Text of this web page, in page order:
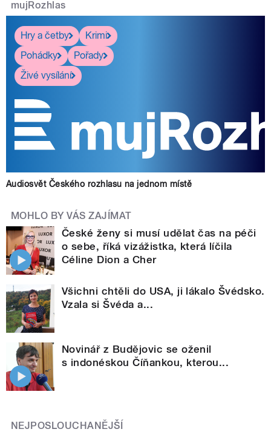
mujRozhlas
Hry a četby
Krimi
Pohádky
Pořady
Živé vysílání
Audiosvět Českého rozhlasu na jednom místě
MOHLO BY VÁS ZAJÍMAT
České ženy si musí udělat čas na péči
o sebe, říká vizážistka, která líčila
Céline Dion a Cher
Všichni chtěli do USA, ji lákalo Švédsko.
Vzala si Švéda a...
Novinář z Budějovic se oženil
s indonéskou Číňankou, kterou...
NEJPOSLOUCHANĚJŠÍ